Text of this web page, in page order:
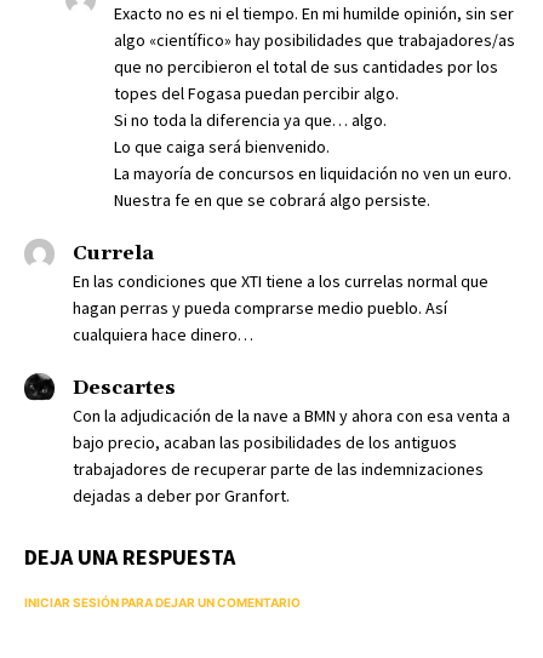
Exacto no es ni el tiempo. En mi humilde opinión, sin ser
algo «científico» hay posibilidades que trabajadores/as
que no percibieron el total de sus cantidades por los
topes del Fogasa puedan percibir algo.
Si no toda la diferencia ya que… algo.
Lo que caiga será bienvenido.
La mayoría de concursos en liquidación no ven un euro.
Nuestra fe en que se cobrará algo persiste.
Currela
En las condiciones que XTI tiene a los currelas normal que
hagan perras y pueda comprarse medio pueblo. Así
cualquiera hace dinero…
Descartes
Con la adjudicación de la nave a BMN y ahora con esa venta a
bajo precio, acaban las posibilidades de los antiguos
trabajadores de recuperar parte de las indemnizaciones
dejadas a deber por Granfort.
DEJA UNA RESPUESTA
INICIAR SESIÓN PARA DEJAR UN COMENTARIO